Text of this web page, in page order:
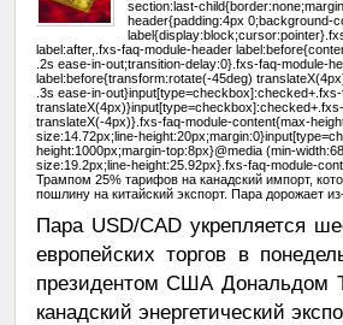
section:last-
header{padding:4px 0;background-
label:after,.fxs-faq-module-header
.2s ease-in-out;transition-delay:0}.fxs-faq-module-
label:before{transform:rotate(-45deg)
.3s ease-in-
translateX(-4px)}.fxs-faq-module-content{max-
size:14.72px;line-
height:1000px;margin-top:8px}@media (min-
size:19.2px;line-height:25.92px}.fxs-faq-module-
Трампом 25% тарифов на канадский импорт,
пошлину на китайский экспорт. Пара дорожает
Пара USD/CAD укрепляется
европейских торгов в
президентом США Дональдом
канадский энергетический